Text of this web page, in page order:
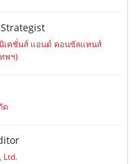
คชั่นส์ แอนด์ คอนซัลแทนส์
พฯ)
ด
Ltd.